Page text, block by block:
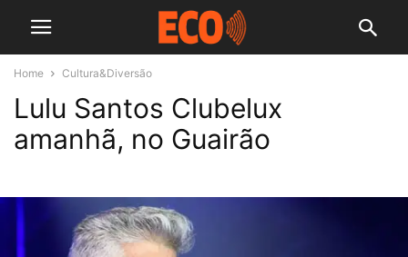
Home Cultura&Diversão
Lulu Santos Clubelux
amanhã, no Guairão